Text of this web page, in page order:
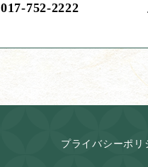
017-752-2222
プライバシーポリ